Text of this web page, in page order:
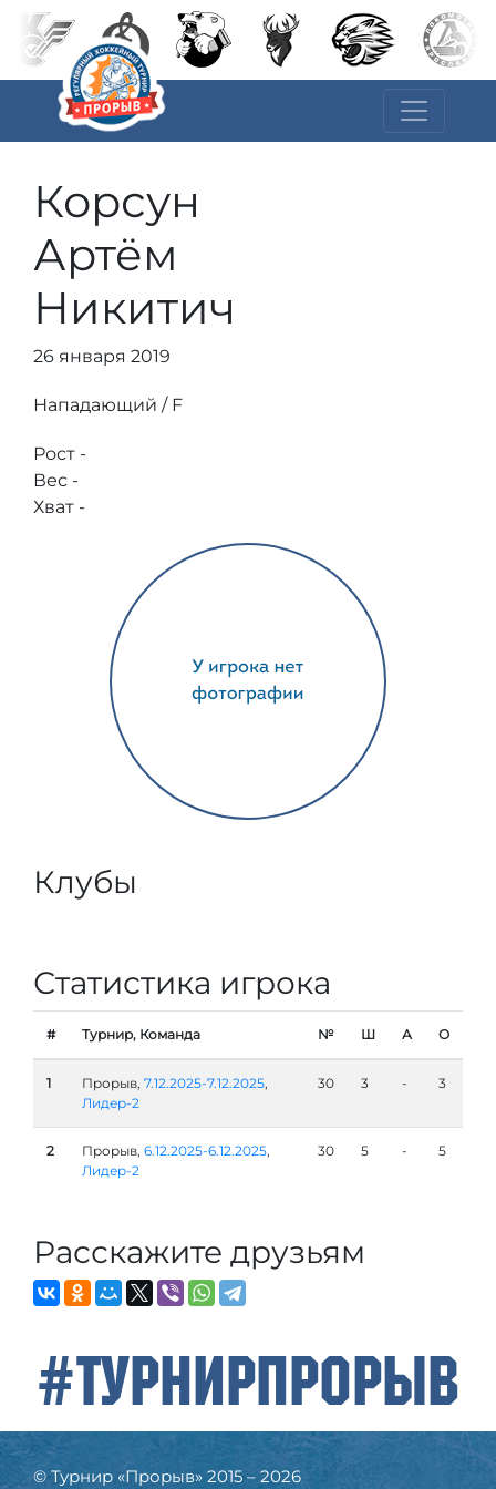
Корсун
Артём
Никитич
26 января 2019
Нападающий / F
Рост -
Вес -
Хват -
Клубы
Статистика игрока
# Турнир, Команда № Ш А О
1 Прорыв, 7.12.2025-7.12.2025,
Лидер-2
30 3 - 3
2 Прорыв, 6.12.2025-6.12.2025,
Лидер-2
30 5 - 5
Расскажите друзьям
#ТурнирПрорыв
© Турнир «Прорыв» 2015 – 2026